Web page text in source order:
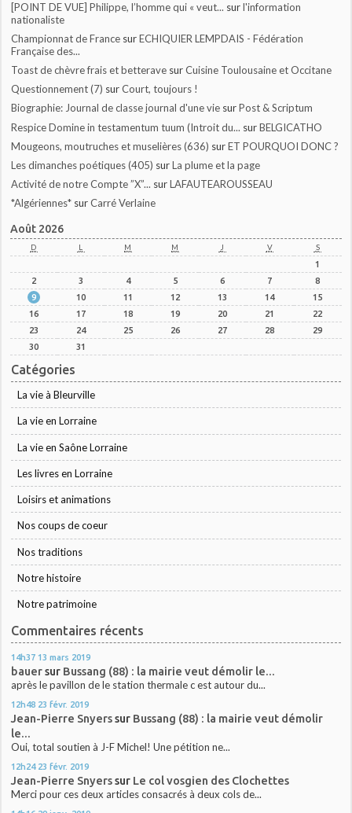
[POINT DE VUE] Philippe, l’homme qui « veut... surl'information
nationaliste
Championnat de France surECHIQUIER LEMPDAIS - Fédération
Française des...
Toast de chèvre frais et betterave surCuisine Toulousaine et Occitane
Questionnement (7) surCourt, toujours !
Biographie: Journal de classe journal d'une vie surPost & Scriptum
Respice Domine in testamentum tuum (Introit du... surBELGICATHO
Mougeons, moutruches et muselières (636) surET POURQUOI DONC ?
Les dimanches poétiques (405) surLa plume et la page
Activité de notre Compte ”X”... surLAFAUTEAROUSSEAU
*Algériennes* surCarré Verlaine
Août 2026
D L M M J V S
1
2
3 4 5 6 7
8
9
10 11 12 13 14
15
16
17 18 19 20 21
22
23
24 25 26 27 28
29
30
31
Catégories
La vie à Bleurville
La vie en Lorraine
La vie en Saône Lorraine
Les livres en Lorraine
Loisirs et animations
Nos coups de coeur
Nos traditions
Notre histoire
Notre patrimoine
Commentaires récents
14h37 13 mars 2019
bauersur Bussang (88) : la mairie veut démolir le...
après le pavillon de le station thermale c est autour du...
12h48 23 févr. 2019
Jean-Pierre Snyerssur Bussang (88) : la mairie veut démolir
le...
Oui, total soutien à J-F Michel! Une pétition ne...
12h24 23 févr. 2019
Jean-Pierre Snyerssur Le col vosgien des Clochettes
Merci pour ces deux articles consacrés à deux cols de...